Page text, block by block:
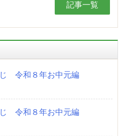
記事一覧
令和８年お中元編
令和８年お中元編